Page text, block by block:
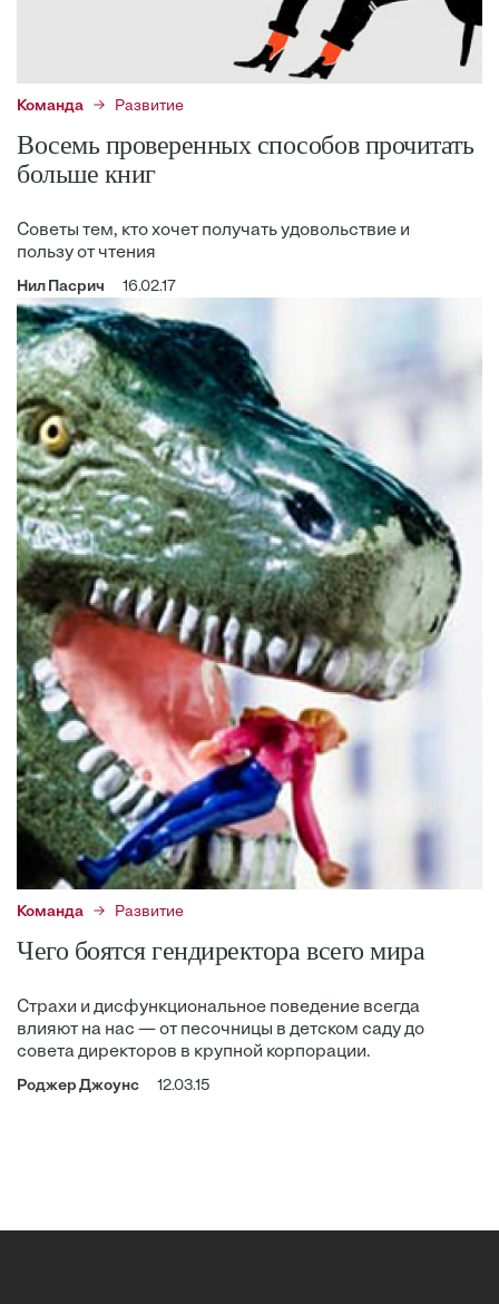
Команда Развитие
Восемь проверенных способов прочитать
больше книг
Советы тем, кто хочет получать удовольствие и
пользу от чтения
Нил Пасрич 16.02.17
Команда Развитие
Чего боятся гендиректора всего мира
Страхи и дисфункциональное поведение всегда
влияют на нас — от песочницы в детском саду до
совета директоров в крупной корпорации.
Роджер Джоунс 12.03.15